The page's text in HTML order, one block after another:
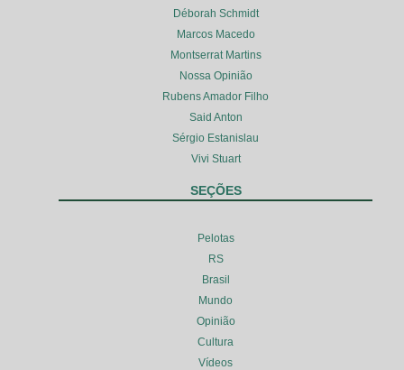
Déborah Schmidt
Marcos Macedo
Montserrat Martins
Nossa Opinião
Rubens Amador Filho
Said Anton
Sérgio Estanislau
Vivi Stuart
SEÇÕES
Pelotas
RS
Brasil
Mundo
Opinião
Cultura
Vídeos